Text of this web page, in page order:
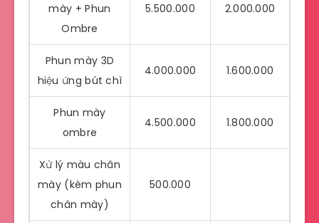
mày + Phun
Ombre
5.500.000 2.000.000
Phun mày 3D
hiệu ứng bút chì
4.000.000 1.600.000
Phun mày
ombre
4.500.000 1.800.000
Xử lý màu chân
mày (kèm phun
chân mày)
500.000